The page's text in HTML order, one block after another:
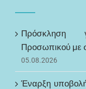
Πρόσκληση
Προσωπικού με
05.08.2026
Έναρξη